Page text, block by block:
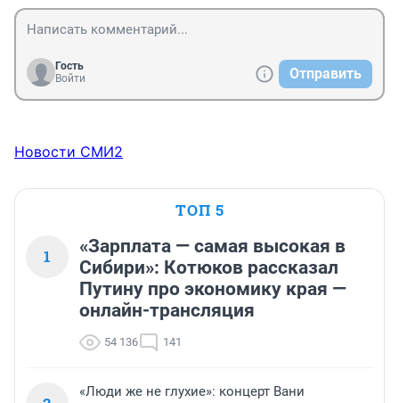
Гость
Войти
Отправить
Новости СМИ2
ТОП 5
1
«Зарплата — самая высокая в
Сибири»: Котюков рассказал
Путину про экономику края —
онлайн-трансляция
54 136 141
«Люди же не глухие»: концерт Вани